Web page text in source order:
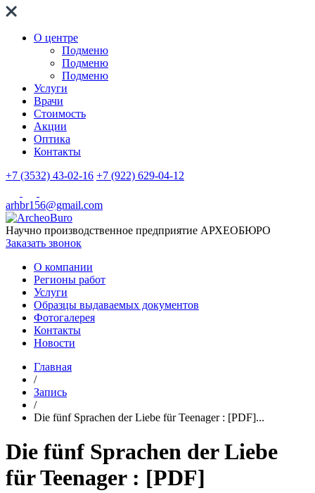
О центре
Подменю
Подменю
Подменю
Услуги
Врачи
Стоимость
Акции
Оптика
Контакты
+7 (3532) 43-02-16 +7 (922) 629-04-12
arhbr156@gmail.com
Научно производственное предприятие АРХЕОБЮРО
Заказать звонок
О компании
Регионы работ
Услуги
Образцы выдаваемых документов
Фотогалерея
Контакты
Новости
Главная
/
Запись
/
Die fünf Sprachen der Liebe für Teenager : [PDF]...
Die fünf Sprachen der Liebe
für Teenager : [PDF]